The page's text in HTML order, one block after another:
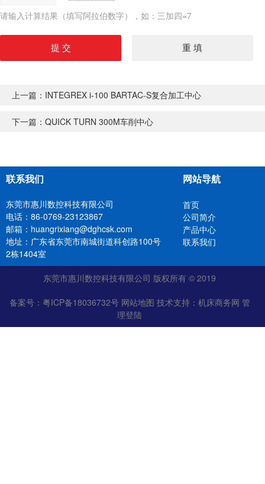
请输入计算结果（填写阿拉伯数字），如：三加四=7
上一篇： INTEGREX i-100 BARTAC-S复合加工中心
下一篇： QUICK TURN 300M车削中心
联系我们
东莞市惠川数控科技有限公司
电话：86-0769-23123867
邮箱：huangrixiang@dghcsk.com
地址：广东省东莞市南城街道科创路100号
2栋1404室
网站导航
首页
公司简介
产品中心
联系我们
东莞市惠川数控科技有限公司 版权所有 © 2019
备案号： 粤ICP备18036732号 网站地图 技术支持： 机床商务网 管
理登陆